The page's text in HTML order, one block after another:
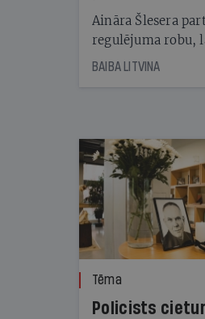
kampaņu
Aināra Šlesera
regulējuma robu,
starta
BAIBA LITVINA
Tēma
Policists